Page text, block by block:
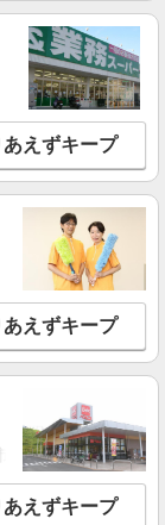
験・能力によ
年2回（6月・12
験から入社半年で
あり ※残業代支給
万円支給(規定
゜+゜
ップ
を見る
フ
・能力による） ※
定あり） ゜
+゜ 入社祝い金10
。・゜+゜
ップ
を見る
・能力による） ※
あえずキープ
あえずキープ
太田市・館林市
あえずキープ